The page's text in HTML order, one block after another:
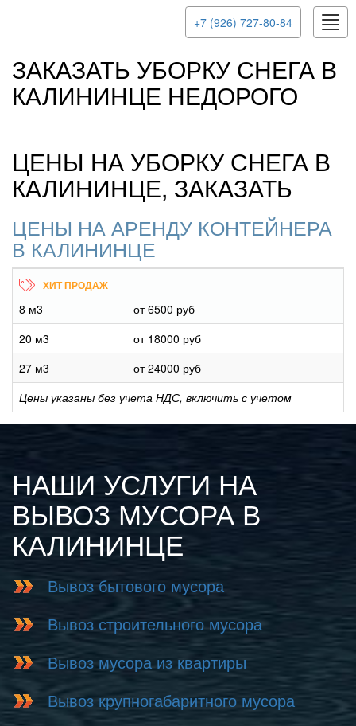
+7 (926) 727-80-84
ЗАКАЗАТЬ УБОРКУ СНЕГА В
КАЛИНИНЦЕ НЕДОРОГО
ЦЕНЫ НА УБОРКУ СНЕГА В
КАЛИНИНЦЕ, ЗАКАЗАТЬ
ЦЕНЫ НА АРЕНДУ КОНТЕЙНЕРА
В КАЛИНИНЦЕ
8 м3
от 6500 руб
20 м3
от 18000 руб
27 м3
от 24000 руб
Цены указаны без учета НДС, включить с учетом
НАШИ УСЛУГИ НА
ВЫВОЗ МУСОРА В
КАЛИНИНЦЕ
Вывоз бытового мусора
Вывоз строительного мусора
Вывоз мусора из квартиры
Вывоз крупногабаритного мусора